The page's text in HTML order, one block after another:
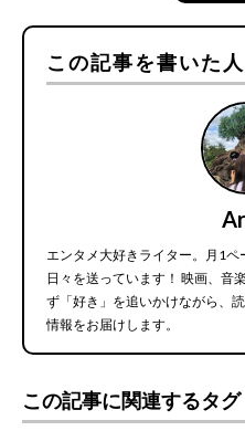
この記事を書いた人
エンタメ大好きライター。月1ペ
日々を送っています！ 映画、音
ず「好き」を追いかけながら、
情報をお届けします。
この記事に関連するタグ